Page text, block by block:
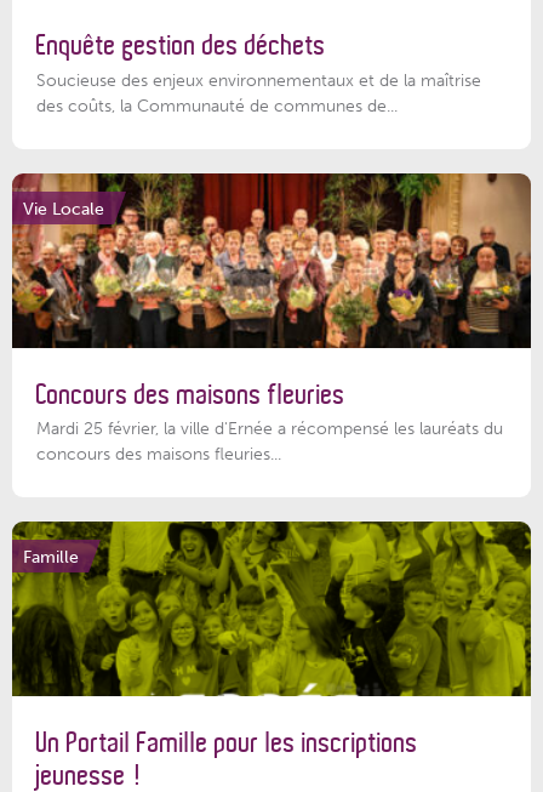
Enquête gestion des déchets
Soucieuse des enjeux environnementaux et de la maîtrise
des coûts, la Communauté de communes de...
Vie Locale
Concours des maisons fleuries
Mardi 25 février, la ville d'Ernée a récompensé les lauréats du
concours des maisons fleuries...
Famille
Un Portail Famille pour les inscriptions
jeunesse !